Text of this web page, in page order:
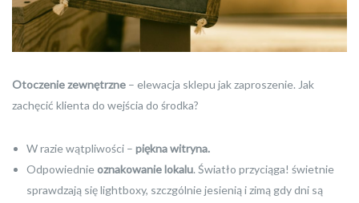
Otoczenie zewnętrzne – elewacja sklepu jak zaproszenie. Jak
zachęcić klienta do wejścia do środka?
W razie wątpliwości – piękna witryna.
Odpowiednie oznakowanie lokalu. Światło przyciąga! świetnie
sprawdzają się lightboxy, szczgólnie jesienią i zimą gdy dni są